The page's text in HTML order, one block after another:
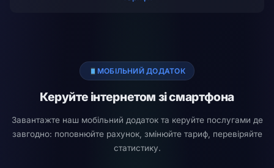
МОБІЛЬНИЙ ДОДАТОК
Керуйте інтернетом зі смартфона
Завантажте наш мобільний додаток та керуйте послугами де
завгодно: поповнюйте рахунок, змінюйте тариф, перевіряйте
статистику.